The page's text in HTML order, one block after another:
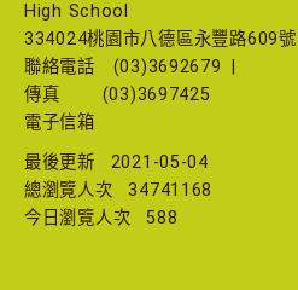
High School
334024桃園市八德區永豐路609號
聯絡電話
(03)3692679
傳真
(03)3697425
電子信箱
最後更新
2021-05-04
總瀏覽人次
34741168
今日瀏覽人次
588